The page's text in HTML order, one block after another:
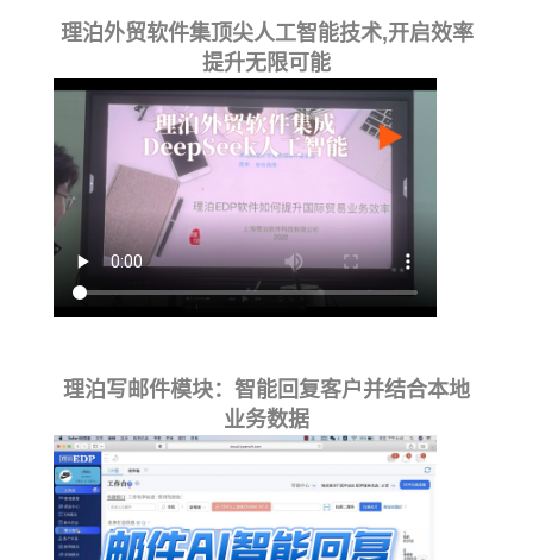
理泊外贸软件集顶尖人工智能技术,开启效率
提升无限可能
理泊写邮件模块：智能回复客户并结合本地
业务数据